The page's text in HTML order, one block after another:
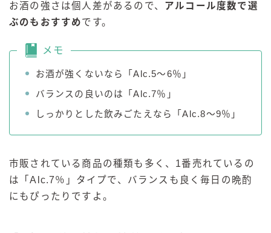
お酒の強さは個人差があるので、 アルコール度数で選
ぶのもおすすめです。
メモ
お酒が強くないなら「Alc.5～6％」
バランスの良いのは「Alc.7％」
しっかりとした飲みごたえなら「Alc.8～9％」
市販されている商品の種類も多く、1番売れているの
は「Alc.7％」タイプで、バランスも良く毎日の晩酌
にもぴったりですよ。